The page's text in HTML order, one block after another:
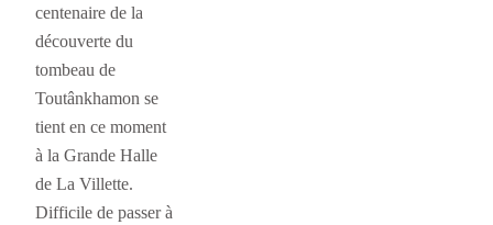
centenaire de la
découverte du
tombeau de
Toutânkhamon se
tient en ce moment
à la Grande Halle
de La Villette.
Difficile de passer à